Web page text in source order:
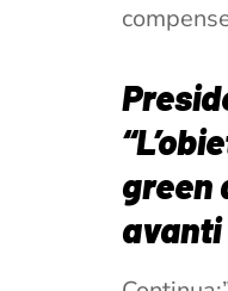
green
avanti